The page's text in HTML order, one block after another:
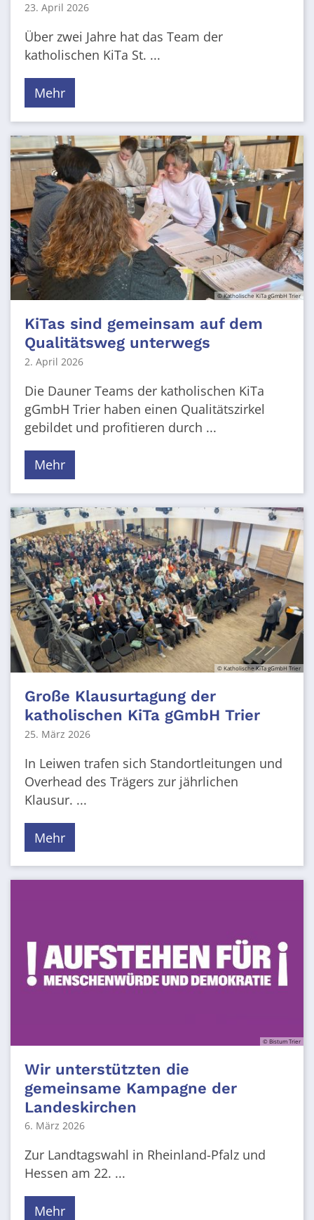
23. April 2026
Über zwei Jahre hat das Team der
katholischen KiTa St. ...
Mehr
© Katholische KiTa gGmbH Trier
KiTas sind gemeinsam auf dem
Qualitätsweg unterwegs
2. April 2026
Die Dauner Teams der katholischen KiTa
gGmbH Trier haben einen Qualitätszirkel
gebildet und profitieren durch ...
Mehr
© Katholische KiTa gGmbH Trier
Große Klausurtagung der
katholischen KiTa gGmbH Trier
25. März 2026
In Leiwen trafen sich Standortleitungen und
Overhead des Trägers zur jährlichen
Klausur. ...
Mehr
© Bistum Trier
Wir unterstützten die
gemeinsame Kampagne der
Landeskirchen
6. März 2026
Zur Landtagswahl in Rheinland-Pfalz und
Hessen am 22. ...
Mehr